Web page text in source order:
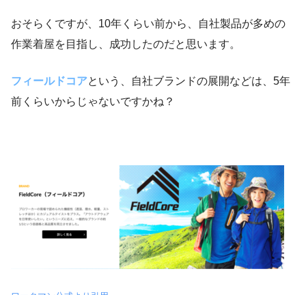
おそらくですが、10年くらい前から、自社製品が多めの
作業着屋を目指し、成功したのだと思います。
フィールドコアという、自社ブランドの展開などは、5年
前くらいからじゃないですかね？